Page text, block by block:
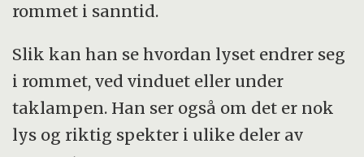
rommet i sanntid.
Slik kan han se hvordan lyset endrer seg
i rommet, ved vinduet eller under
taklampen. Han ser også om det er nok
lys og riktig spekter i ulike deler av